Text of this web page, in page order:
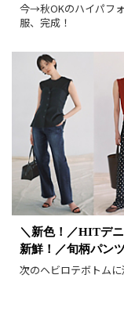
ホワイト
ベージュ
イエロー
パープル
ゴールド
今→秋OKのハイパフ
服、完成！
＼新色！／HITデ
新鮮！／旬柄パンツ
次のヘビロテボトムに